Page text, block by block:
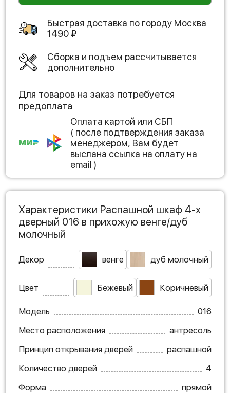
Быстрая доставка по городу Москва
1490 ₽
Сборка и подъем рассчитывается
дополнительно
Для товаров на заказ потребуется
предоплата
Оплата картой или СБП
( после подтверждения заказа
менеджером, Вам будет
выслана ссылка на оплату на
email )
Характеристики Распашной шкаф 4-х
дверный 016 в прихожую венге/дуб
молочный
Декор венге дуб молочный
Цвет Бежевый Коричневый
Модель
016
Место расположения
антресоль
Принцип открывания дверей
распашной
Количество дверей
4
Форма
прямой